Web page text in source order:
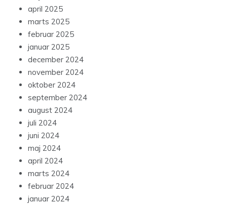
april 2025
marts 2025
februar 2025
januar 2025
december 2024
november 2024
oktober 2024
september 2024
august 2024
juli 2024
juni 2024
maj 2024
april 2024
marts 2024
februar 2024
januar 2024